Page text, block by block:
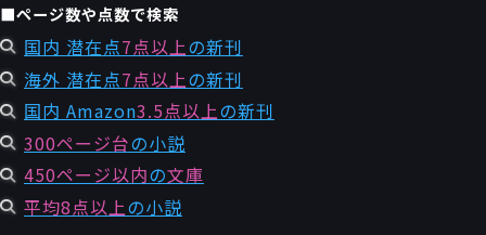
■ページ数や点数で検索
国内 潜在点7点以上の新刊
海外 潜在点7点以上の新刊
国内 Amazon3.5点以上の新刊
300ページ台の小説
450ページ以内の文庫
平均8点以上の小説